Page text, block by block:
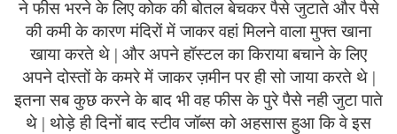
ने फीस भरने के लिए कोक की बोतल बेचकर पैसे जुटाते और पैसे
की कमी के कारण मंदिरों में जाकर वहां मिलने वाला मुफ्त खाना
खाया करते थे | और अपने हॉस्टल का किराया बचाने के लिए
अपने दोस्तों के कमरे में जाकर ज़मीन पर ही सो जाया करते थे |
इतना सब कुछ करने के बाद भी वह फीस के पुरे पैसे नही जुटा पाते
थे | थोड़े ही दिनों बाद स्टीव जॉब्स को अहसास हुआ कि वे इस